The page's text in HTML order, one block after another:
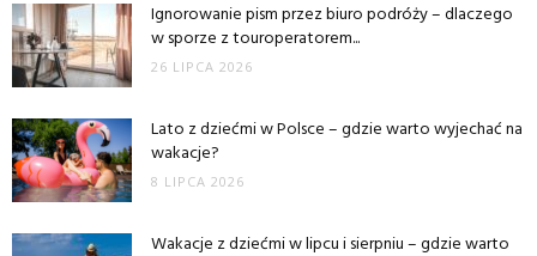
Ignorowanie pism przez biuro podróży – dlaczego
w sporze z touroperatorem...
26 LIPCA 2026
Lato z dziećmi w Polsce – gdzie warto wyjechać na
wakacje?
8 LIPCA 2026
Wakacje z dziećmi w lipcu i sierpniu – gdzie warto